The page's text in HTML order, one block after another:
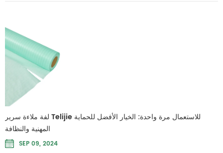
لفة ملاءة سرير Telijie للاستعمال مرة واحدة: الخيار الأفضل للحماية
المهنية والنظافة
SEP 09, 2024